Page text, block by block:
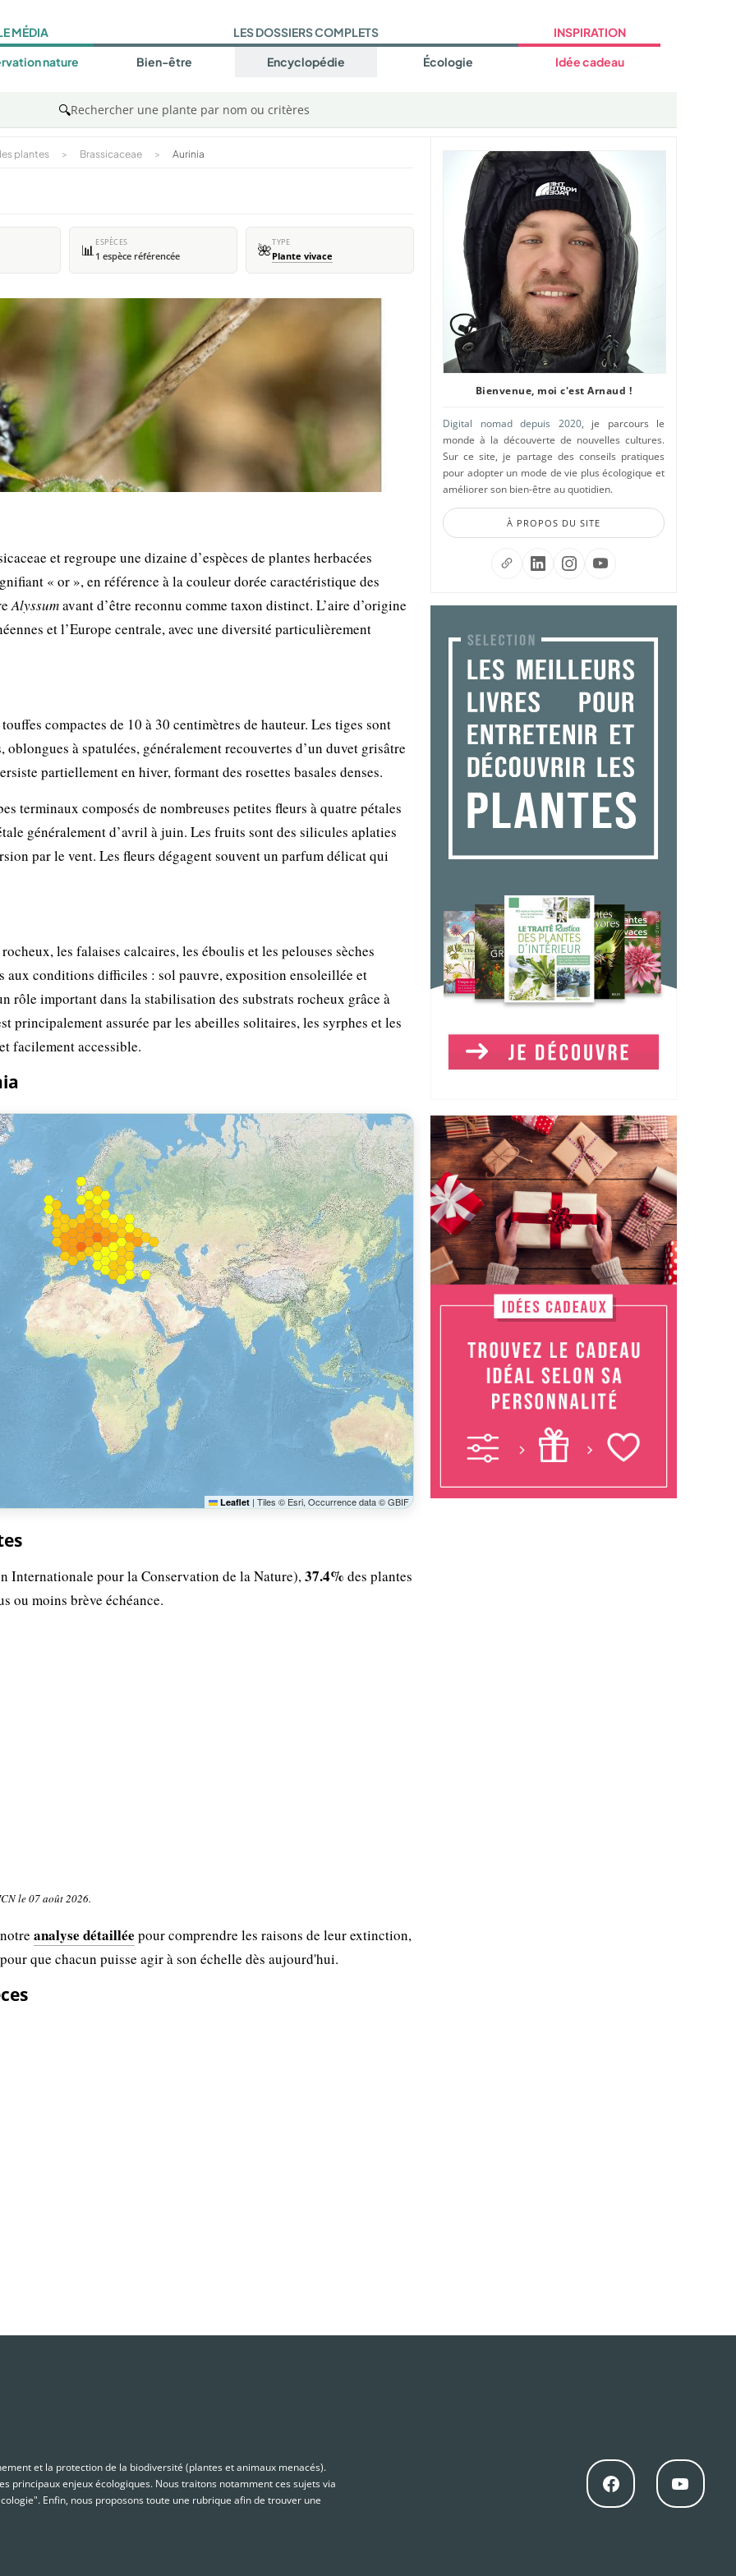
MÉDIA
nature
LES DOSSIERS COMPLETS
Bien-être Encyclopédie Écologie
INSPIRATION
Idée cadeau
🔍Rechercher une plante par nom ou critères
plantes > Brassicaceae > Aurinia
📊 ESPÈCES
1 espèce référencée 🌺TYPE
Plante vivace
et regroupe une dizaine d’espèces de plantes herbacées
« or », en référence à la couleur dorée caractéristique des
Alyssumavant d’être reconnu comme taxon distinct. L’aire d’origine
et l’Europe centrale, avec une diversité particulièrement
compactes de 10 à 30 centimètres de hauteur. Les tiges sont
à spatulées, généralement recouvertes d’un duvet grisâtre
partiellement en hiver, formant des rosettes basales denses.
terminaux composés de nombreuses petites fleurs à quatre pétales
généralement d’avril à juin. Les fruits sont des silicules aplaties
par le vent. Les fleurs dégagent souvent un parfum délicat qui
les falaises calcaires, les éboulis et les pelouses sèches
aux conditions difficiles : sol pauvre, exposition ensoleillée et
rôle important dans la stabilisation des substrats rocheux grâce à
principalement assurée par les abeilles solitaires, les syrphes et les
facilement accessible.
Leaflet | Tiles © Esri, Occurrence data © GBIF
Internationale pour la Conservation de la Nature),37.4% des plantes
ou moins brève échéance.
le 07 août 2026.
analyse détaillée pour comprendre les raisons de leur extinction,
que chacun puisse agir à son échelle dès aujourd'hui.
Bienvenue, moi c'est Arnaud !
Digital nomad depuis 2020, je parcours le
monde à la découverte de nouvelles cultures.
Sur ce site, je partage des conseils pratiques
pour adopter un mode de vie plus écologique et
améliorer son bien-être au quotidien.
À PROPOS DU SITE
et la protection de la biodiversité (plantes et animaux menacés).
principaux enjeux écologiques. Nous traitons notamment ces sujets via
Enfin, nous proposons toute une rubrique afin de trouver une